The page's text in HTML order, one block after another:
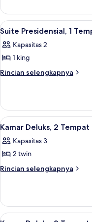
Tempat
Tidur
King
Kamar
Premium,
1
Tidur
King
Lihat
semua
foto
untuk
Suite
Tempat
Tidur
King
8
Suite Presidensial, 1
Kapasitas 2
1 king
Rincian selengkapnya
Rincian
Suite
Presidensial,
1
Tidur
King
Lihat
semua
foto
untuk
Kamar
Tempat
Tidur
6
Kamar Deluks, 2 Tempat
Kapasitas 3
2 twin
Rincian selengkapnya
Rincian
Kamar
Deluks,
Lihat